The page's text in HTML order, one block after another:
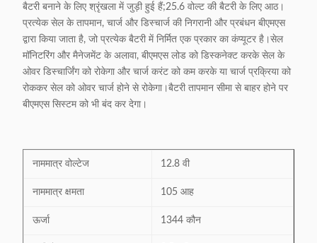
बैटरी बनाने के लिए श्रृंखला में जुड़ी हुई हैं;25.6 वोल्ट की बैटरी के लिए आठ।
प्रत्येक सेल के तापमान, चार्ज और डिस्चार्ज की निगरानी और प्रबंधन बीएमएस
द्वारा किया जाता है, जो प्रत्येक बैटरी में निर्मित एक प्रकार का कंप्यूटर है।सेल
मॉनिटरिंग और मैनेजमेंट के अलावा, बीएमएस लोड को डिस्कनेक्ट करके सेल के
ओवर डिस्चार्जिंग को रोकेगा और चार्ज करंट को कम करके या चार्ज प्रक्रिया को
रोककर सेल को ओवर चार्ज होने से रोकेगा।बैटरी तापमान सीमा से बाहर होने पर
बीएमएस सिस्टम को भी बंद कर देगा।
नाममात्र वोल्टेज 12.8 वी
नाममात्र क्षमता 105 आह
ऊर्जा 1344 कौन